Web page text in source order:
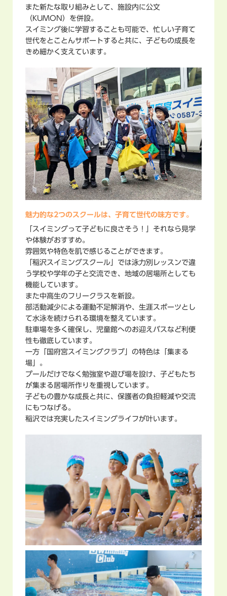
また新たな取り組みとして、施設内に公文
（KUMON）を併設。
スイミング後に学習することも可能で、忙しい子育て
世代をとことんサポートすると共に、子どもの成長を
きめ細かく支えています。
魅力的な2つのスクールは、 子育て世代の味方です。
「スイミングって子どもに良さそう！」それなら見学
や体験がおすすめ。
雰囲気や特色を肌で感じることができます。
「稲沢スイミングスクール」では泳力別レッスンで違
う学校や学年の子と交流でき、地域の居場所としても
機能しています。
また中高生のフリークラスを新設。
部活動減少による運動不足解消や、生涯スポーツとし
て水泳を続けられる環境を整えています。
駐車場を多く確保し、児童館へのお迎えバスなど利便
性も徹底しています。
一方「国府宮スイミングクラブ」の特色は「集まる
場」。
プールだけでなく勉強室や遊び場を設け、子どもたち
が集まる居場所作りを重視しています。
子どもの豊かな成長と共に、保護者の負担軽減や交流
にもつなげる。
稲沢では充実したスイミングライフが叶います。